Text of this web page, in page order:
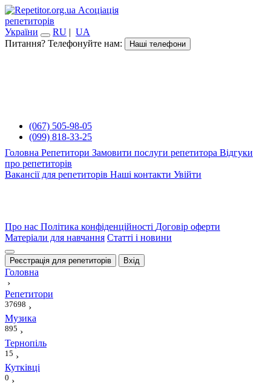
Асоціація
репетиторів
України
RU | UA
Питання? Телефонуйте нам:
Наші телефони
(067) 505-98-05
(099) 818-33-25
Головна Репетитори Замовити послуги репетитора Відгуки
про репетиторів
Вакансії для репетиторів Наші контакти Увійти
Про нас Політика конфіденційності Договір оферти
Матеріали для навчання Статті і новини
Реєстрація для репетиторів Вхід
Головна
›
Репетитори
37698 ›
Музика
895 ›
Тернопіль
15 ›
Кутківці
0 ›